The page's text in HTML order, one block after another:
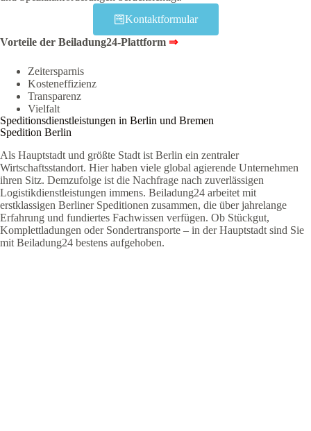
Kontaktformular
Vorteile der Beiladung24-Plattform ⇒
Zeitersparnis
Kosteneffizienz
Transparenz
Vielfalt
Speditionsdienstleistungen in Berlin und Bremen
Spedition Berlin
Als Hauptstadt und größte Stadt ist Berlin ein zentraler
Wirtschaftsstandort. Hier haben viele global agierende Unternehmen
ihren Sitz. Demzufolge ist die Nachfrage nach zuverlässigen
Logistikdienstleistungen immens. Beiladung24 arbeitet mit
erstklassigen Berliner Speditionen zusammen, die über jahrelange
Erfahrung und fundiertes Fachwissen verfügen. Ob Stückgut,
Komplettladungen oder Sondertransporte – in der Hauptstadt sind Sie
mit Beiladung24 bestens aufgehoben.